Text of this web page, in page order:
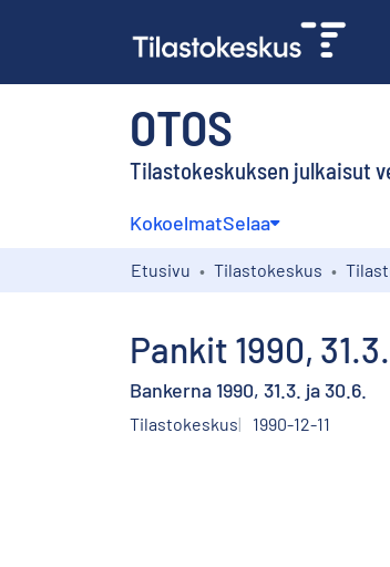
OTOS
Tilastokeskuksen julkaisut
KokoelmatSelaa
Etusivu Tilastokeskus
Pankit 1990,
Bankerna 1990, 31.3. ja 30.6.
Tilastokeskus 1990-12-11